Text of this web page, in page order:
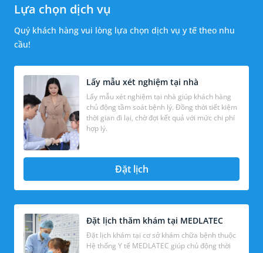
Lựa chọn dịch vụ
Quý khách hàng vui lòng lựa chọn dịch vụ y tế theo nhu
cầu!
Lấy mẫu xét nghiệm tại nhà
Lấy mẫu xét nghiệm tại nhà giúp khách hàng
chủ động tầm soát bệnh lý. Đồng thời tiết kiệm
thời gian đi lại, chờ đợi kết quả với mức chi phí
hợp lý.
Đặt lịch
Đặt lịch thăm khám tại MEDLATEC
Đặt lịch khám tại cơ sở khám chữa bệnh thuộc
Hệ thống Y tế MEDLATEC giúp chủ động thời